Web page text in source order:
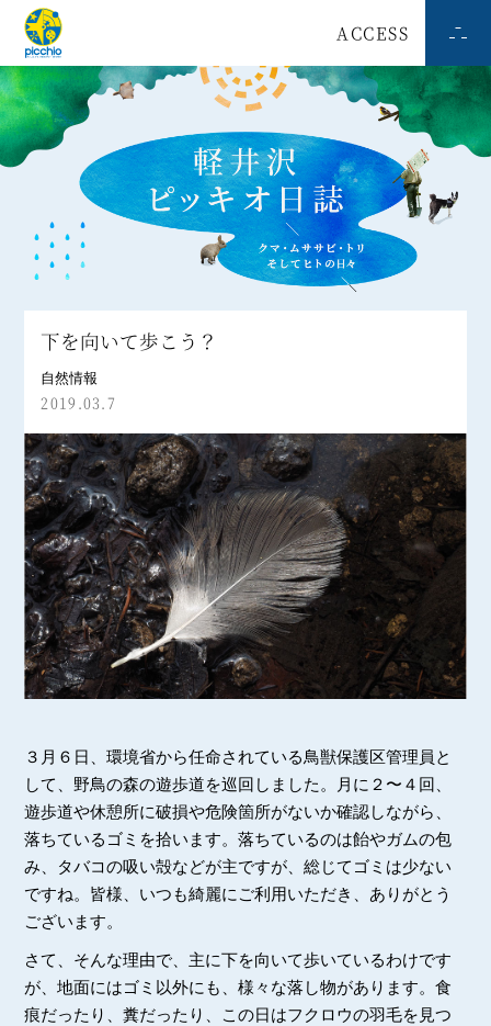
ACCESS
下を向いて歩こう？
自然情報
2019.03.7
３月６日、環境省から任命されている鳥獣保護区管理員と
して、野鳥の森の遊歩道を巡回しました。月に２〜４回、
遊歩道や休憩所に破損や危険箇所がないか確認しながら、
落ちているゴミを拾います。落ちているのは飴やガムの包
み、タバコの吸い殻などが主ですが、総じてゴミは少ない
ですね。皆様、いつも綺麗にご利用いただき、ありがとう
ございます。
さて、そんな理由で、主に下を向いて歩いているわけです
が、地面にはゴミ以外にも、様々な落し物があります。食
痕だったり、糞だったり、この日はフクロウの羽毛を見つ